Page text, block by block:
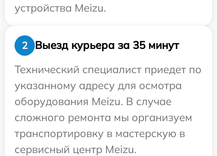
устройства Meizu.
2
Выезд курьера за 35 минут
Технический специалист приедет по
указанному адресу для осмотра
оборудования Meizu. В случае
сложного ремонта мы организуем
транспортировку в мастерскую в
сервисный центр Meizu.